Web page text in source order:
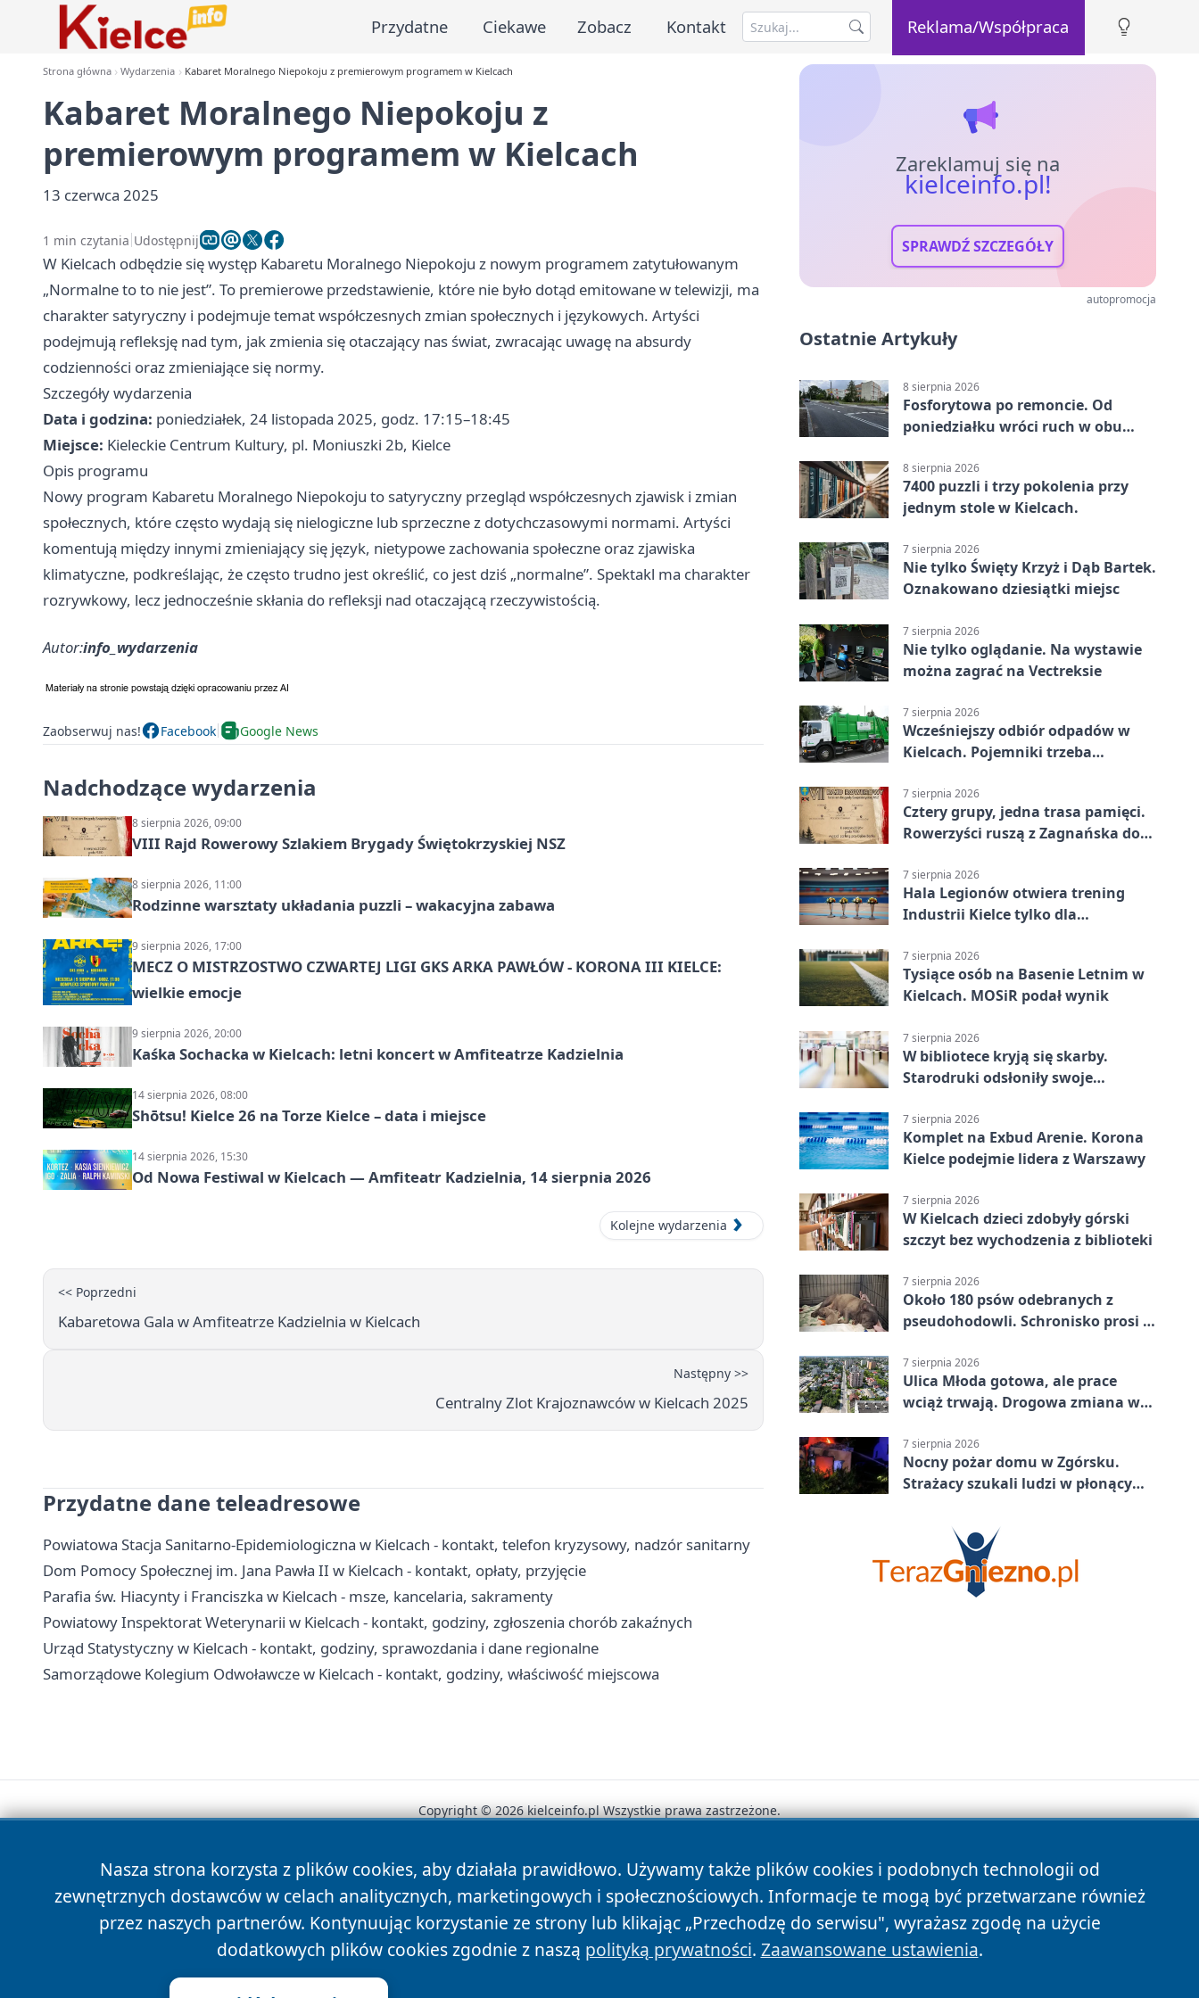
Przydatne Ciekawe Zobacz Kontakt Reklama/Współpraca
Strona główna Wydarzenia Kabaret Moralnego Niepokoju z premierowym programem w Kielcach
Kabaret Moralnego Niepokoju z
premierowym programem w Kielcach
13 czerwca 2025
1 min czytania Udostępnij
W Kielcach odbędzie się występ Kabaretu Moralnego Niepokoju z nowym programem zatytułowanym
„Normalne to to nie jest”. To premierowe przedstawienie, które nie było dotąd emitowane w telewizji, ma
charakter satyryczny i podejmuje temat współczesnych zmian społecznych i językowych. Artyści
podejmują refleksję nad tym, jak zmienia się otaczający nas świat, zwracając uwagę na absurdy
codzienności oraz zmieniające się normy.
Szczegóły wydarzenia
Data i godzina: poniedziałek, 24 listopada 2025, godz. 17:15–18:45
Miejsce: Kieleckie Centrum Kultury, pl. Moniuszki 2b, Kielce
Opis programu
Nowy program Kabaretu Moralnego Niepokoju to satyryczny przegląd współczesnych zjawisk i zmian
społecznych, które często wydają się nielogiczne lub sprzeczne z dotychczasowymi normami. Artyści
komentują między innymi zmieniający się język, nietypowe zachowania społeczne oraz zjawiska
klimatyczne, podkreślając, że często trudno jest określić, co jest dziś „normalne”. Spektakl ma charakter
rozrywkowy, lecz jednocześnie skłania do refleksji nad otaczającą rzeczywistością.
Autor:info_wydarzenia
Zaobserwuj nas! Facebook Google News
Nadchodzące wydarzenia
8 sierpnia 2026, 09:00
VIII Rajd Rowerowy Szlakiem Brygady Świętokrzyskiej NSZ
8 sierpnia 2026, 11:00
Rodzinne warsztaty układania puzzli – wakacyjna zabawa
9 sierpnia 2026, 17:00
MECZ O MISTRZOSTWO CZWARTEJ LIGI GKS ARKA PAWŁÓW - KORONA III KIELCE:
wielkie emocje
9 sierpnia 2026, 20:00
Kaśka Sochacka w Kielcach: letni koncert w Amfiteatrze Kadzielnia
14 sierpnia 2026, 08:00
Shōtsu! Kielce 26 na Torze Kielce – data i miejsce
14 sierpnia 2026, 15:30
Od Nowa Festiwal w Kielcach — Amfiteatr Kadzielnia, 14 sierpnia 2026
Kolejne wydarzenia
<< Poprzedni
Kabaretowa Gala w Amfiteatrze Kadzielnia w Kielcach
Następny >>
Centralny Zlot Krajoznawców w Kielcach 2025
Przydatne dane teleadresowe
Powiatowa Stacja Sanitarno-Epidemiologiczna w Kielcach - kontakt, telefon kryzysowy, nadzór sanitarny
Dom Pomocy Społecznej im. Jana Pawła II w Kielcach - kontakt, opłaty, przyjęcie
Parafia św. Hiacynty i Franciszka w Kielcach - msze, kancelaria, sakramenty
Powiatowy Inspektorat Weterynarii w Kielcach - kontakt, godziny, zgłoszenia chorób zakaźnych
Urząd Statystyczny w Kielcach - kontakt, godziny, sprawozdania i dane regionalne
Samorządowe Kolegium Odwoławcze w Kielcach - kontakt, godziny, właściwość miejscowa
Zareklamuj się na
kielceinfo.pl!
SPRAWDŹ SZCZEGÓŁY
autopromocja
Ostatnie Artykuły
8 sierpnia 2026
Fosforytowa po remoncie. Od
poniedziałku wróci ruch w obu
8 sierpnia 2026
7400 puzzli i trzy pokolenia przy
jednym stole w Kielcach.
7 sierpnia 2026
Nie tylko Święty Krzyż i Dąb Bartek.
Oznakowano dziesiątki miejsc
7 sierpnia 2026
Nie tylko oglądanie. Na wystawie
można zagrać na Vectreksie
7 sierpnia 2026
Wcześniejszy odbiór odpadów w
Kielcach. Pojemniki trzeba
7 sierpnia 2026
Cztery grupy, jedna trasa pamięci.
Rowerzyści ruszą z Zagnańska do
7 sierpnia 2026
Hala Legionów otwiera trening
Industrii Kielce tylko dla
7 sierpnia 2026
Tysiące osób na Basenie Letnim w
Kielcach. MOSiR podał wynik
7 sierpnia 2026
W bibliotece kryją się skarby.
Starodruki odsłoniły swoje
7 sierpnia 2026
Komplet na Exbud Arenie. Korona
Kielce podejmie lidera z Warszawy
7 sierpnia 2026
W Kielcach dzieci zdobyły górski
szczyt bez wychodzenia z biblioteki
7 sierpnia 2026
Około 180 psów odebranych z
pseudohodowli. Schronisko prosi o
7 sierpnia 2026
Ulica Młoda gotowa, ale prace
wciąż trwają. Drogowa zmiana w
7 sierpnia 2026
Nocny pożar domu w Zgórsku.
Strażacy szukali ludzi w płonącym
Nasza strona korzysta z plików cookies, aby działała prawidłowo. Używamy także plików cookies i podobnych technologii od
zewnętrznych dostawców w celach analitycznych, marketingowych i społecznościowych. Informacje te mogą być przetwarzane również
przez naszych partnerów. Kontynuując korzystanie ze strony lub klikając „Przechodzę do serwisu", wyrażasz zgodę na użycie
dodatkowych plików cookies zgodnie z naszą polityką prywatności. Zaawansowane ustawienia.
Copyright © 2026 kielceinfo.pl Wszystkie prawa zastrzeżone.
News Autorzy Polityka Prywatności Polityka Cookies